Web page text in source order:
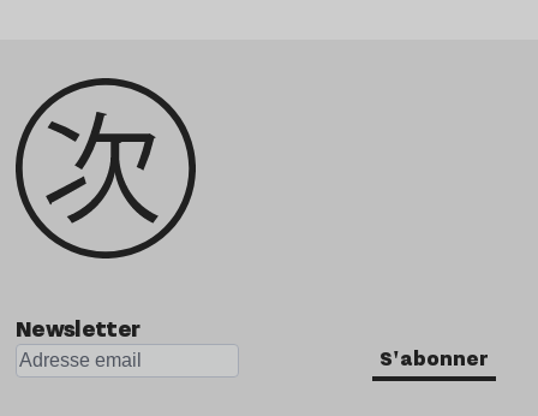
Newsletter
S'abonner